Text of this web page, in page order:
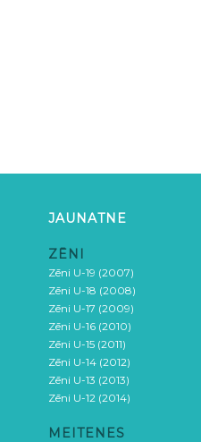
JAUNATNE
ZĒNI
Zēni U-19 (2007)
Zēni U-18 (2008)
Zēni U-17 (2009)
Zēni U-16 (2010)
Zēni U-15 (2011)
Zēni U-14 (2012)
Zēni U-13 (2013)
Zēni U-12 (2014)
MEITENES